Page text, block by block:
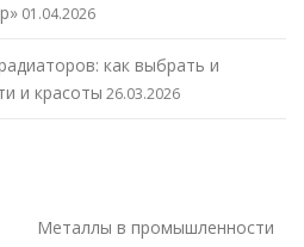
01.04.2026
как выбрать и
и красоты 26.03.2026
Металлы в промышленности